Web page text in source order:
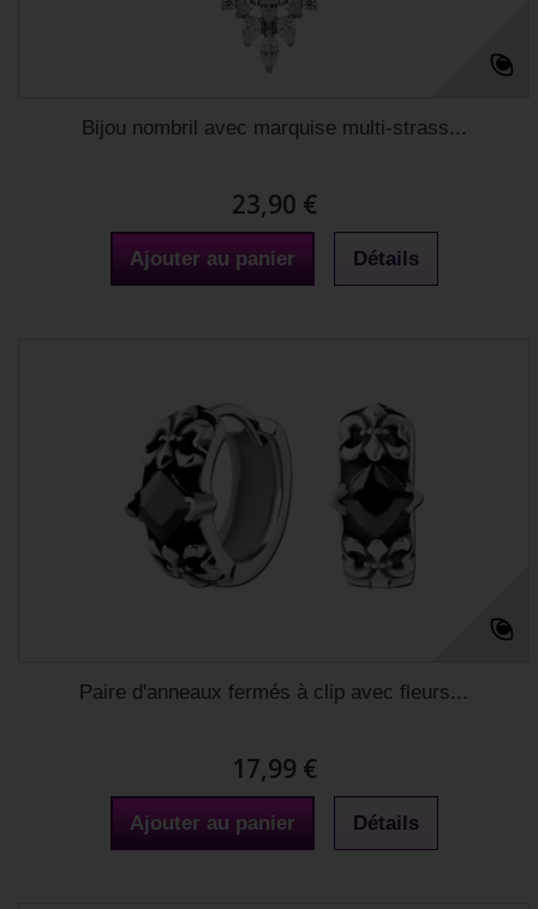
Bijou nombril avec marquise multi-strass...
23,90 €
Ajouter au panier Détails
Paire d'anneaux fermés à clip avec fleurs...
17,99 €
Ajouter au panier Détails